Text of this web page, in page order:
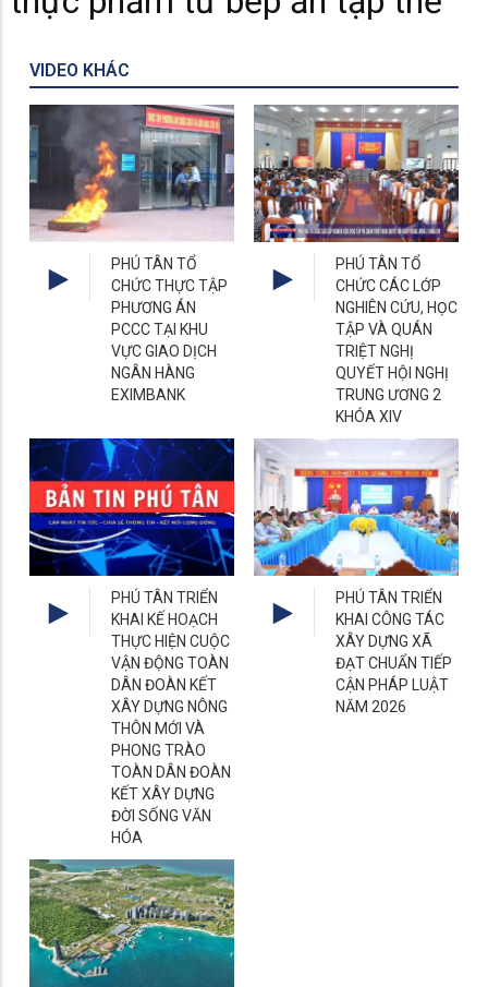
VIDEO KHÁC
PHÚ TÂN TỔ
CHỨC THỰC TẬP
PHƯƠNG ÁN
PCCC TẠI KHU
VỰC GIAO DỊCH
NGÂN HÀNG
EXIMBANK
PHÚ TÂN TỔ
CHỨC CÁC LỚP
NGHIÊN CỨU, HỌC
TẬP VÀ QUÁN
TRIỆT NGHỊ
QUYẾT HỘI NGHỊ
TRUNG ƯƠNG 2
KHÓA XIV
PHÚ TÂN TRIỂN
KHAI KẾ HOẠCH
THỰC HIỆN CUỘC
VẬN ĐỘNG TOÀN
DÂN ĐOÀN KẾT
XÂY DỰNG NÔNG
THÔN MỚI VÀ
PHONG TRÀO
TOÀN DÂN ĐOÀN
KẾT XÂY DỰNG
ĐỜI SỐNG VĂN
HÓA
PHÚ TÂN TRIỂN
KHAI CÔNG TÁC
XÂY DỰNG XÃ
ĐẠT CHUẨN TIẾP
CẬN PHÁP LUẬT
NĂM 2026